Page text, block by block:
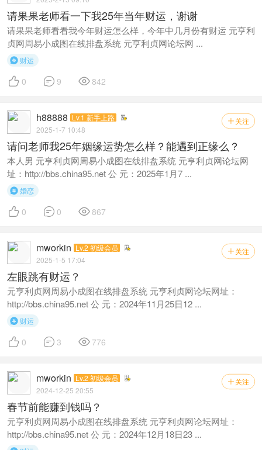
请果果老师看一下我25年当年财运，谢谢
请果果老师看看我今年财运怎么样，今年中几月份有财运 元亨利
贞网周易小成图在线排盘系统 元亨利贞网论坛网 ...
 财运
 0  9  842
 关注
h88888 Lv.1 新手上路
2025-1-7 10:48
请问老师我25年姻缘运势怎么样？能遇到正缘么？
本人男 元亨利贞网周易小成图在线排盘系统 元亨利贞网论坛网
址：http://bbs.china95.net 公 元：2025年1月7 ...
婚恋
 0  0  867
 关注
mworkin Lv.2 初级会员
2025-1-5 17:04
左眼跳有财运？
元亨利贞网周易小成图在线排盘系统 元亨利贞网论坛网址：
http://bbs.china95.net 公 元：2024年11月25日12 ...
 财运
 0  3  776
 关注
mworkin Lv.2 初级会员
2024-12-25 20:55
春节前能赚到钱吗？
元亨利贞网周易小成图在线排盘系统 元亨利贞网论坛网址：
http://bbs.china95.net 公 元：2024年12月18日23 ...